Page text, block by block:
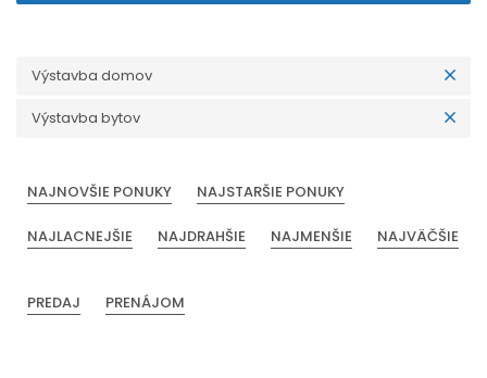
Výstavba domov
Výstavba bytov
NAJNOVŠIE PONUKY NAJSTARŠIE PONUKY
NAJLACNEJŠIE NAJDRAHŠIE NAJMENŠIE NAJVÄČŠIE
PREDAJ PRENÁJOM